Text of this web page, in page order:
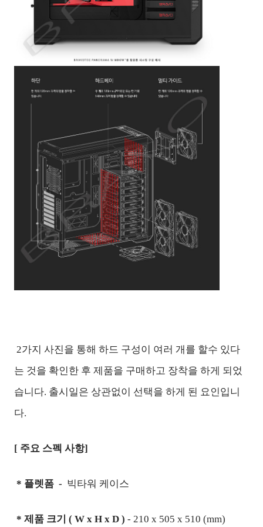
2가지 사진을 통해 하드 구성이 여러 개를 할수 있다
는 것을 확인한 후 제품을 구매하고 장착을 하게 되었
습니다. 출시일은 상관없이 선택을 하게 된 요인입니
다.
[ 주요 스펙 사항]
* 플렛폼 - 빅타워 케이스
* 제품 크기 ( W x H x D ) - 210 x 505 x 510 (mm)